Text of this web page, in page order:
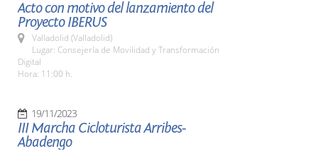
Acto con motivo del lanzamiento del
Proyecto IBERUS
Valladolid (Valladolid)
Lugar: Consejería de Movilidad y Transformación
Digital
Hora: 11:00 h.
19/11/2023
III Marcha Cicloturista Arribes-
Abadengo